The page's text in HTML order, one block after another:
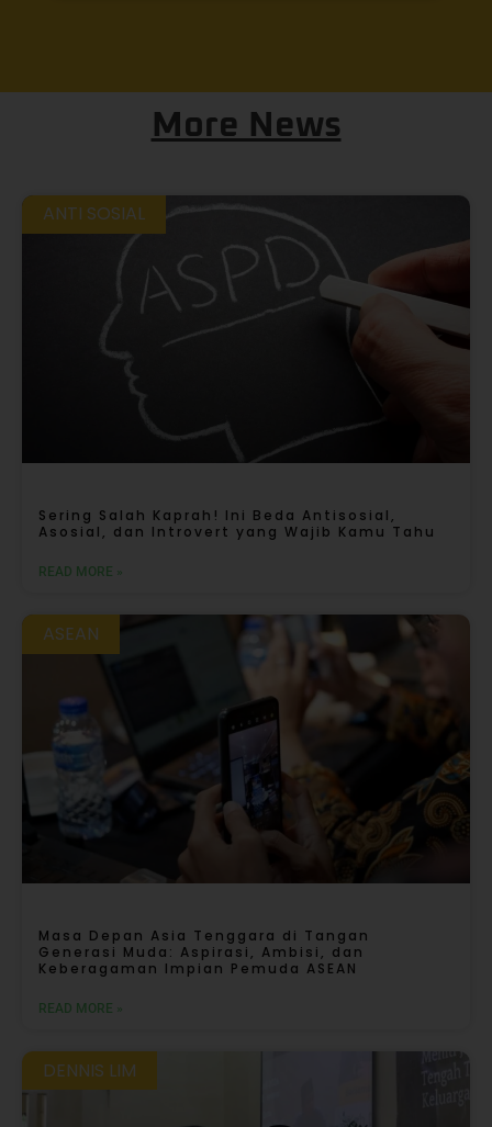
More News
ANTI SOSIAL
Sering Salah Kaprah! Ini Beda Antisosial,
Asosial, dan Introvert yang Wajib Kamu Tahu
READ MORE »
ASEAN
Masa Depan Asia Tenggara di Tangan
Generasi Muda: Aspirasi, Ambisi, dan
Keberagaman Impian Pemuda ASEAN
READ MORE »
DENNIS LIM